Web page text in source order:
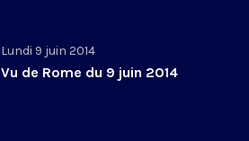
Lundi 9 juin 2014
Vu de Rome du 9 juin 2014